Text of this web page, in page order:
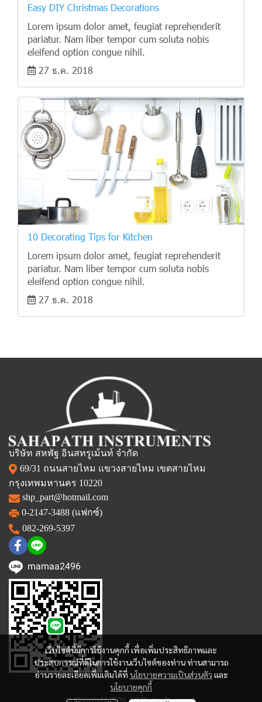
Easy DIY Christmas Decorations
Lorem ipsum dolor amet, feugiat reprehenderit
pariatur. Nam liber tempor cum soluta nobis
eleifend option congue nihil.
27 ธ.ค. 2018
10 Decorating Tips for Kitchen
Lorem ipsum dolor amet, feugiat reprehenderit
pariatur. Nam liber tempor cum soluta nobis
eleifend option congue nihil.
27 ธ.ค. 2018
เว็บไซต์นี้มีการใช้งานคุกกี้ เพื่อเพิ่มประสิทธิภาพและ
ประสบการณ์ที่ดีในการใช้งานเว็บไซต์ของท่าน ท่านสามารถ
อ่านรายละเอียดเพิ่มเติมได้ที่ นโยบายความเป็นส่วนตัว และ
นโยบายคุกกี้
บริษัท สหพัฐ อินสทรูเม้นท์ จำกัด
69/31 ถนนสายไหม แขวงสายไหม เขตสายไหม
กรุงเทพมหานคร 10220
shp_part@hotmail.com
0-2147-3488 (แฟกซ์)
082-269-5397
mamaa2496